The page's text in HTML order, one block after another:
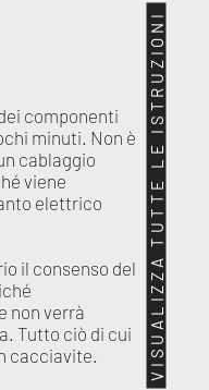
componenti
minuti. Non è
cablaggio
viene
elettrico
il consenso del
non verrà
Tutto ciò di cui
cacciavite.
VISUALIZZA TUTTE LE ISTRUZIONI